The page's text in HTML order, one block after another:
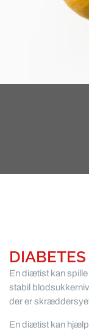
DIABETES
En diætist kan spille
stabil
der er
En diætist kan